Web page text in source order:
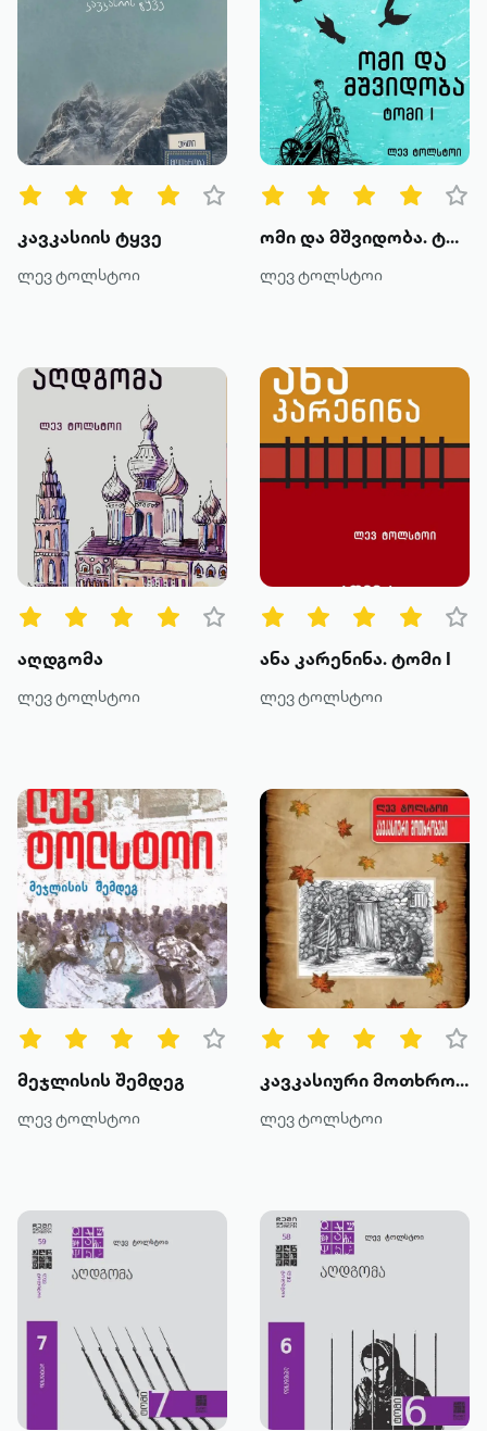
კავკასიის ტყვე
ლევ ტოლსტოი
ომი და მშვიდობა. ტომი I
ლევ ტოლსტოი
აღდგომა
ლევ ტოლსტოი
ანა კარენინა. ტომი I
ლევ ტოლსტოი
მეჯლისის შემდეგ
ლევ ტოლსტოი
კავკასიური მოთხრობები
ლევ ტოლსტოი